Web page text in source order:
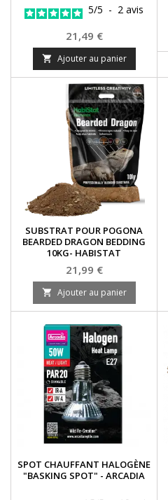
5/5 - 2 avis
Prix
21,49 €
 Ajouter au panier
SUBSTRAT POUR POGONA
BEARDED DRAGON BEDDING
10KG- HABISTAT
Prix
21,99 €
 Ajouter au panier
SPOT CHAUFFANT HALOGÈNE
"BASKING SPOT" - ARCADIA